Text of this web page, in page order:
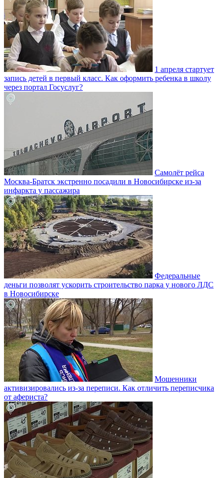
1 апреля стартует
запись детей в первый класс. Как оформить ребенка в школу
через портал Госуслуг?
Самолёт рейса
Москва-Братск экстренно посадили в Новосибирске из-за
инфаркта у пассажира
Федеральные
деньги позволят ускорить строительство парка у нового ЛДС
в Новосибирске
Мошенники
активизировались из-за переписи. Как отличить переписчика
от афериста?